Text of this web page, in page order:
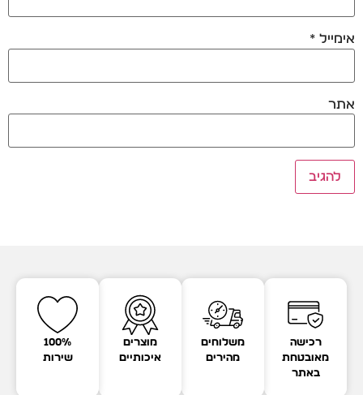
אימייל *
אתר
רכישה
מאובטחת
באתר
משלוחים
מהירים
מוצרים
איכותיים
100%
שירות